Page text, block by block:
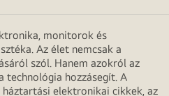
monitorok és
Az élet nemcsak a
szól. Hanem azokról az
technológia hozzásegít. A
elektronikai cikkek, az